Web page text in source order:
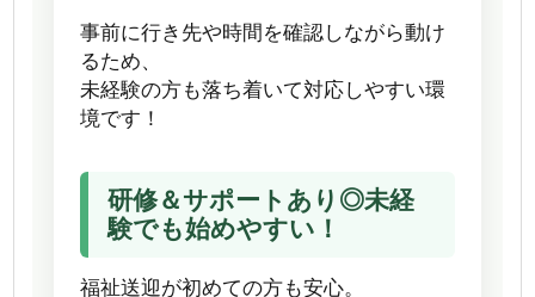
事前に行き先や時間を確認しながら動け
るため、
未経験の方も落ち着いて対応しやすい環
境です！
研修＆サポートあり◎未経
験でも始めやすい！
福祉送迎が初めての方も安心。